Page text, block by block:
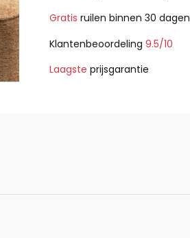
Gratis ruilen binnen 30 dagen
Klantenbeoordeling 9.5/10
Laagste prijsgarantie